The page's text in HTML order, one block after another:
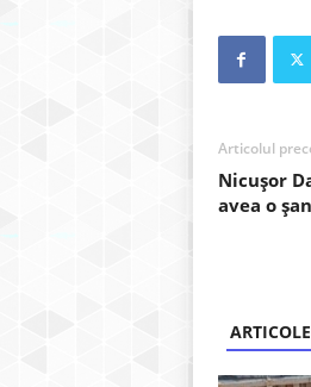
Articolul
Nicușor
avea o